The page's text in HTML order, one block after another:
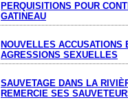
PERQUISITIONS POUR
GATINEAU
NOUVELLES ACCUSATIONS
AGRESSIONS SEXUELLES
SAUVETAGE DANS LA
REMERCIE SES